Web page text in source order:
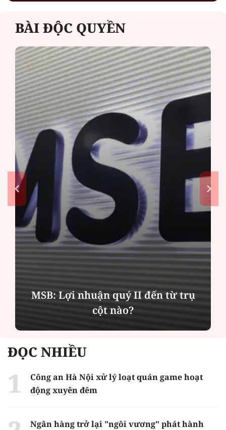
BÀI ĐỘC QUYỀN
MSB: Lợi nhuận quý II đến từ trụ
cột nào?
ĐỌC NHIỀU
Công an Hà Nội xử lý loạt quán game hoạt
động xuyên đêm
Ngân hàng trở lại "ngôi vương" phát hành